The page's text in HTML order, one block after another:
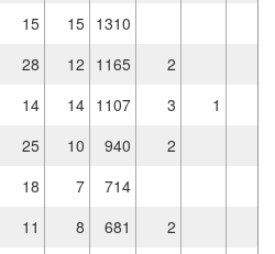
15 15 1310
28 12 1165
2
14 14 1107 3 1
25 10 940 2
18 7 714
11 8 681 2